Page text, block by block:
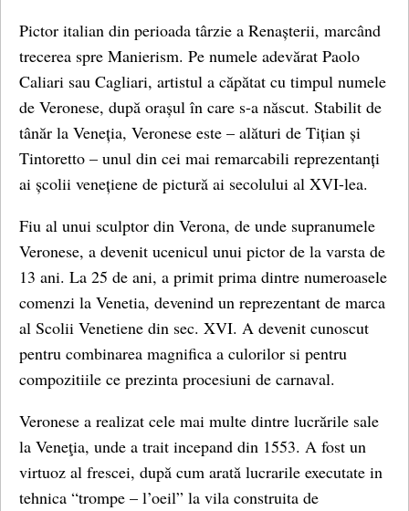
Pictor italian din perioada târzie a Renașterii, marcând
trecerea spre Manierism. Pe numele adevărat Paolo
Caliari sau Cagliari, artistul a căpătat cu timpul numele
de Veronese, după orașul în care s-a născut. Stabilit de
tânăr la Veneția, Veronese este – alături de Tițian și
Tintoretto – unul din cei mai remarcabili reprezentanți
ai școlii venețiene de pictură ai secolului al XVI-lea.
Fiu al unui sculptor din Verona, de unde supranumele
Veronese, a devenit ucenicul unui pictor de la varsta de
13 ani. La 25 de ani, a primit prima dintre numeroasele
comenzi la Venetia, devenind un reprezentant de marca
al Scolii Venetiene din sec. XVI. A devenit cunoscut
pentru combinarea magnifica a culorilor si pentru
compozitiile ce prezinta procesiuni de carnaval.
Veronese a realizat cele mai multe dintre lucrările sale
la Veneţia, unde a trait incepand din 1553. A fost un
virtuoz al frescei, după cum arată lucrarile executate in
tehnica “trompe – l’oeil” la vila construita de